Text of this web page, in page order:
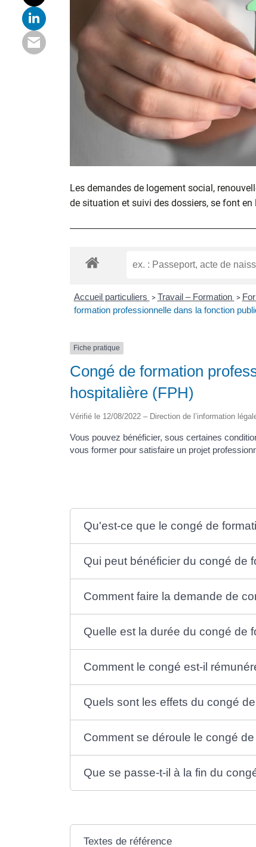
Les demandes de logement social,
de situation et suivi des dossiers, se font en
Accueil particuliers > Travail – Formation >
formation professionnelle dans la fonction
Fiche pratique
Congé de formation
hospitalière (FPH)
Vérifié le 12/08/2022 – Direction de l’information
Vous pouvez bénéficier, sous certaines
vous former pour satisfaire un projet
Qu'est-ce que le congé de
Qui peut bénéficier du congé de
Comment faire la demande de
Quelle est la durée du congé de
Comment le congé est-il
Quels sont les effets du congé
Comment se déroule le congé
Que se passe-t-il à la fin du
Textes de référence